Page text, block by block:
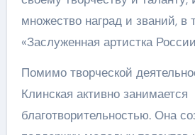
множество наград и званий, в
«Заслуженная артистка
Помимо творческой
Клинская активно занимается
благотворительностью. Она